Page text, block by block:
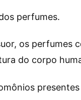
perfumes.
os perfumes
do corpo